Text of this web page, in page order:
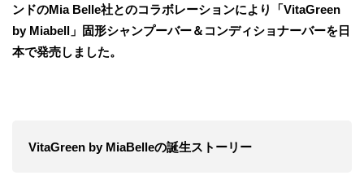
ンドのMia Belle社とのコラボレーションにより「VitaGreen
by Miabell」固形シャンプーバー＆コンディショナーバーを日
本で発売しました。
VitaGreen by MiaBelleの誕生ストーリー